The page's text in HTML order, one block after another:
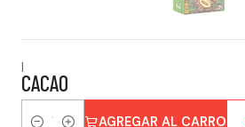
|
CACAO
AGREGAR AL CARRO